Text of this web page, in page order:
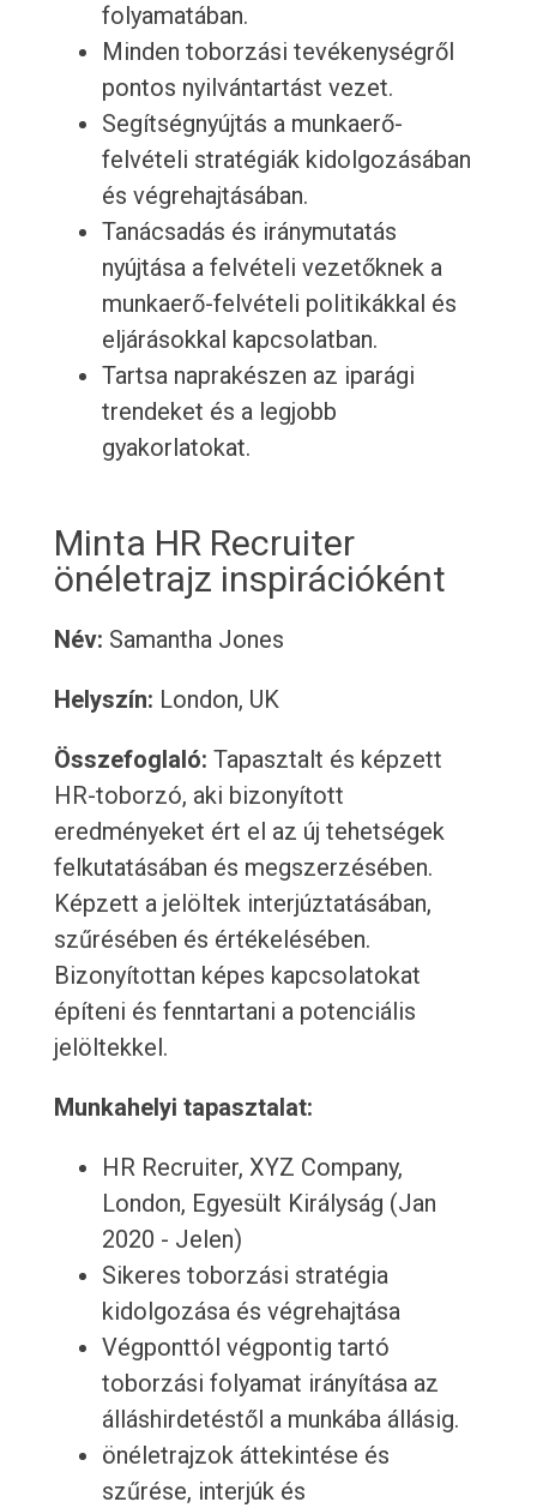
folyamatában.
Minden toborzási tevékenységről
pontos nyilvántartást vezet.
Segítségnyújtás a munkaerő-
felvételi stratégiák kidolgozásában
és végrehajtásában.
Tanácsadás és iránymutatás
nyújtása a felvételi vezetőknek a
munkaerő-felvételi politikákkal és
eljárásokkal kapcsolatban.
Tartsa naprakészen az iparági
trendeket és a legjobb
gyakorlatokat.
Minta HR Recruiter
önéletrajz inspirációként
Név: Samantha Jones
Helyszín: London, UK
Összefoglaló: Tapasztalt és képzett
HR-toborzó, aki bizonyított
eredményeket ért el az új tehetségek
felkutatásában és megszerzésében.
Képzett a jelöltek interjúztatásában,
szűrésében és értékelésében.
Bizonyítottan képes kapcsolatokat
építeni és fenntartani a potenciális
jelöltekkel.
Munkahelyi tapasztalat:
HR Recruiter, XYZ Company,
London, Egyesült Királyság (Jan
2020 - Jelen)
Sikeres toborzási stratégia
kidolgozása és végrehajtása
Végponttól végpontig tartó
toborzási folyamat irányítása az
álláshirdetéstől a munkába állásig.
önéletrajzok áttekintése és
szűrése, interjúk és